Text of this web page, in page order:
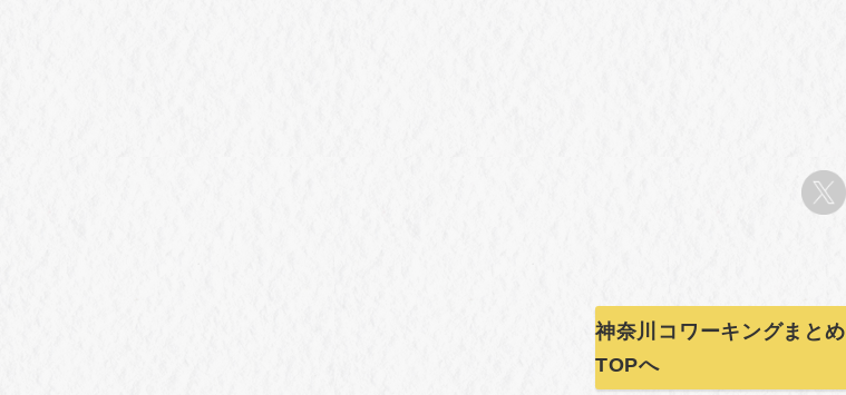
神奈川コワーキングまとめ
TOPへ